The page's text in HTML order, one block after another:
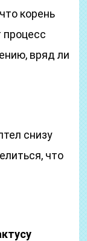
корень
процесс
вряд ли
снизу
что